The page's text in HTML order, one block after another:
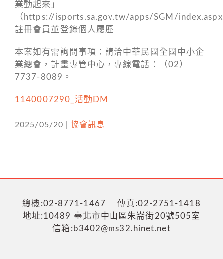
業動起來」
（https://isports.sa.gov.tw/apps/SGM/
註冊會員並登錄個人履歷
本案如有需詢問事項：請洽中華民國全國中小企
業總會，計畫專管中心，專線電話：（02）
7737-8089。
1140007290_活動DM
2025/05/20 協會訊息
總機:02-8771-1467 │ 傳真:02-2751-1418
地址:10489 臺北市中山區朱崙街20號505室
信箱:b3402@ms32.hinet.net